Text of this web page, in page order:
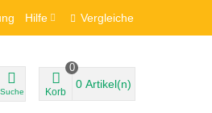
Hilfe Vergleiche
Suche Korb
0
0 Artikel(n)